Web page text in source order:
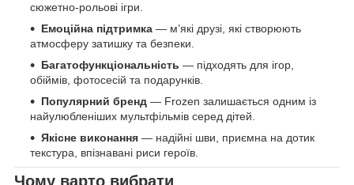
сюжетно-рольові ігри.
Емоційна підтримка — м’які друзі, які створюють
атмосферу затишку та безпеки.
Багатофункціональність — підходять для ігор,
обіймів, фотосесій та подарунків.
Популярний бренд — Frozen залишається одним із
найулюбленіших мультфільмів серед дітей.
Якісне виконання — надійні шви, приємна на дотик
текстура, впізнавані риси героїв.
Чому варто вибрати